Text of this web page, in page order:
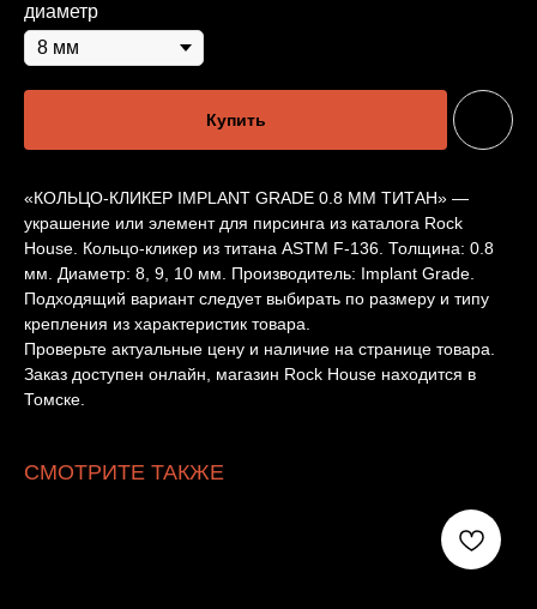
диаметр
Купить
«КОЛЬЦО-КЛИКЕР IMPLANT GRADE 0.8 ММ ТИТАН» —
украшение или элемент для пирсинга из каталога Rock
House. Кольцо-кликер из титана ASTM F-136. Толщина: 0.8
мм. Диаметр: 8, 9, 10 мм. Производитель: Implant Grade.
Подходящий вариант следует выбирать по размеру и типу
крепления из характеристик товара.
Проверьте актуальные цену и наличие на странице товара.
Заказ доступен онлайн, магазин Rock House находится в
Томске.
СМОТРИТЕ ТАКЖЕ